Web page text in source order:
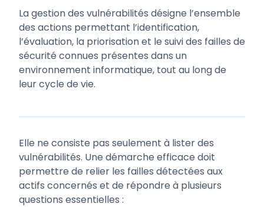
La gestion des vulnérabilités désigne l’ensemble
des actions permettant l’identification,
l’évaluation, la priorisation et le suivi des failles de
sécurité connues présentes dans un
environnement informatique, tout au long de
leur cycle de vie.
Elle ne consiste pas seulement à lister des
vulnérabilités. Une démarche efficace doit
permettre de relier les failles détectées aux
actifs concernés et de répondre à plusieurs
questions essentielles :